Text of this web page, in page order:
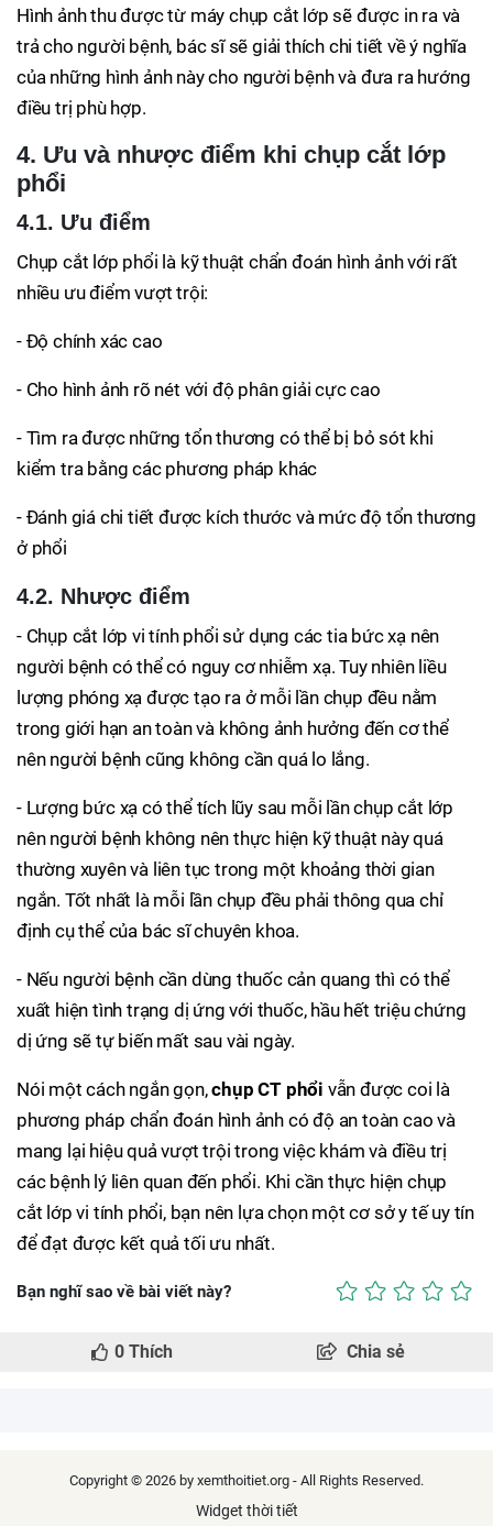
Hình ảnh thu được từ máy chụp cắt lớp sẽ được in ra và
trả cho người bệnh, bác sĩ sẽ giải thích chi tiết về ý nghĩa
của những hình ảnh này cho người bệnh và đưa ra hướng
điều trị phù hợp.
4. Ưu và nhược điểm khi chụp cắt lớp
phổi
4.1. Ưu điểm
Chụp cắt lớp phổi là kỹ thuật chẩn đoán hình ảnh với rất
nhiều ưu điểm vượt trội:
- Độ chính xác cao
- Cho hình ảnh rõ nét với độ phân giải cực cao
- Tìm ra được những tổn thương có thể bị bỏ sót khi
kiểm tra bằng các phương pháp khác
- Đánh giá chi tiết được kích thước và mức độ tổn thương
ở phổi
4.2. Nhược điểm
- Chụp cắt lớp vi tính phổi sử dụng các tia bức xạ nên
người bệnh có thể có nguy cơ nhiễm xạ. Tuy nhiên liều
lượng phóng xạ được tạo ra ở mỗi lần chụp đều nằm
trong giới hạn an toàn và không ảnh hưởng đến cơ thể
nên người bệnh cũng không cần quá lo lắng.
- Lượng bức xạ có thể tích lũy sau mỗi lần chụp cắt lớp
nên người bệnh không nên thực hiện kỹ thuật này quá
thường xuyên và liên tục trong một khoảng thời gian
ngắn. Tốt nhất là mỗi lần chụp đều phải thông qua chỉ
định cụ thể của bác sĩ chuyên khoa.
- Nếu người bệnh cần dùng thuốc cản quang thì có thể
xuất hiện tình trạng dị ứng với thuốc, hầu hết triệu chứng
dị ứng sẽ tự biến mất sau vài ngày.
Nói một cách ngắn gọn,chụp CT phổi vẫn được coi là
phương pháp chẩn đoán hình ảnh có độ an toàn cao và
mang lại hiệu quả vượt trội trong việc khám và điều trị
các bệnh lý liên quan đến phổi. Khi cần thực hiện chụp
cắt lớp vi tính phổi, bạn nên lựa chọn một cơ sở y tế uy tín
để đạt được kết quả tối ưu nhất.
Bạn nghĩ sao về bài viết này?
0 Thích Chia sẻ
Copyright © 2026 by xemthoitiet.org - All Rights Reserved.
Widget thời tiết